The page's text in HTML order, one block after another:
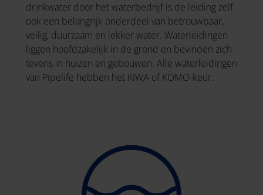
drinkwater door het waterbedrijf is de leiding zelf
ook een belangrijk onderdeel van betrouwbaar,
veilig, duurzaam en lekker water. Waterleidingen
liggen hoofdzakelijk in de grond en bevinden zich
tevens in huizen en gebouwen. Alle waterleidingen
van Pipelife hebben het KIWA of KOMO-keur.